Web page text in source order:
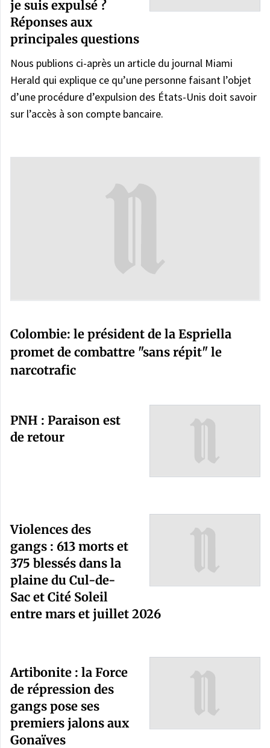
je suis expulsé ?
Réponses aux
principales questions
Nous publions ci-après un article du journal Miami
Herald qui explique ce qu’une personne faisant l’objet
d’une procédure d’expulsion des États-Unis doit savoir
sur l’accès à son compte bancaire.
Colombie: le président de la Espriella
promet de combattre "sans répit" le
narcotrafic
PNH : Paraison est
de retour
Violences des
gangs : 613 morts et
375 blessés dans la
plaine du Cul-de-
Sac et Cité Soleil
entre mars et juillet 2026
Artibonite : la Force
de répression des
gangs pose ses
premiers jalons aux
Gonaïves